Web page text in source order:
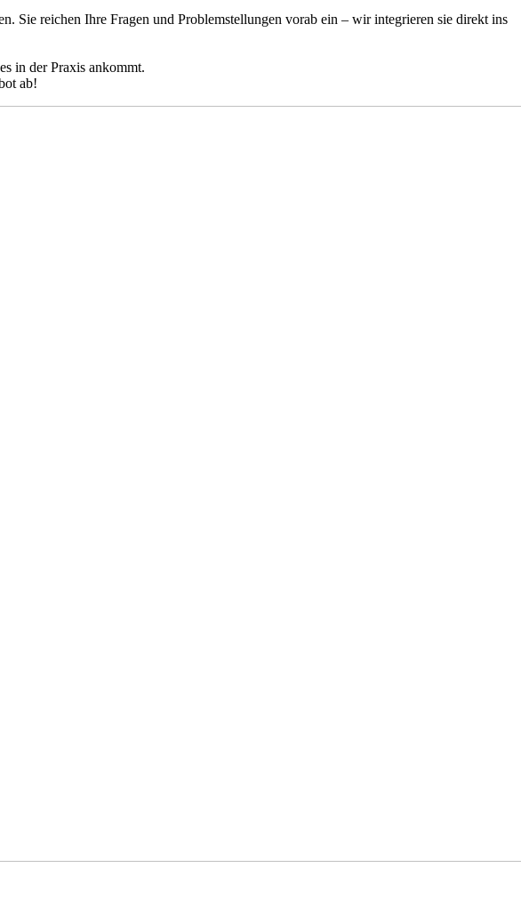
Sie reichen Ihre Fragen und Problemstellungen vorab ein – wir integrieren sie direkt ins
in der Praxis ankommt.
ab!